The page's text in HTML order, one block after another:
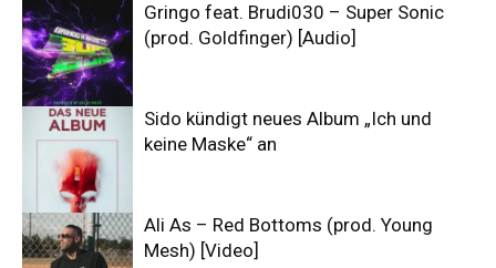
Gringo feat. Brudi030 – Super Sonic
(prod. Goldfinger) [Audio]
Sido kündigt neues Album „Ich und
keine Maske“ an
Ali As – Red Bottoms (prod. Young
Mesh) [Video]